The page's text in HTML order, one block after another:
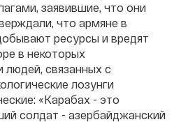
заявившие, что они
что армяне в
ресурсы и вредят
в некоторых
связанных с
лозунги
«Карабах - это
солдат - азербайджанский